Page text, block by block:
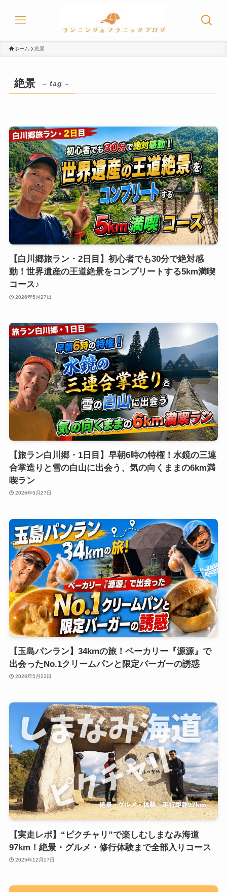
ホーム 絶景
絶景 – tag –
【白川郷旅ラン・2日目】初心者でも30分で絶対感
動！世界遺産の王道絶景をコンプリートする5km満喫
コース♪
2026年5月27日
【旅ラン白川郷・1日目】早朝6時の特権！水鏡の三連
合掌造りと雪の白山に出会う、気の向くままの6km満
喫ラン
2026年5月27日
【玉島パンラン】34kmの旅！ベーカリー『源源』で
出会ったNo.1クリームパンと限定バーガーの誘惑
2026年5月22日
【実走レポ】“ピクチャリ”で楽しむしまなみ海道
97km！絶景・グルメ・修行体験まで全部入りコース
2025年12月17日